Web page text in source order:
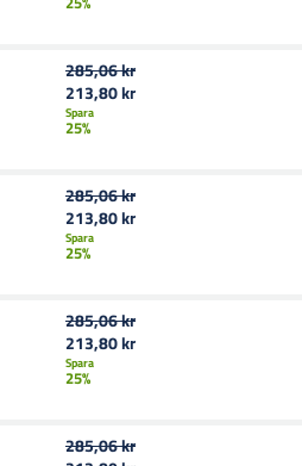
285,06 kr
213,80 kr
Spara
25%
285,06 kr
213,80 kr
Spara
25%
285,06 kr
213,80 kr
Spara
25%
285,06 kr